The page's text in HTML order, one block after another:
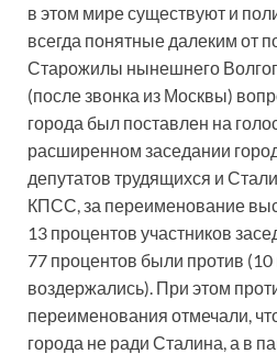
в этом мире существуют и
всегда понятные далеким от
Старожилы нынешнего
(после звонка из Москвы)
города был поставлен на
расширенном заседании
депутатов трудящихся и
КПСС, за переименование
13 процентов участников
77 процентов были против (10
воздержались). При этом
переименования отмечали,
города не ради Сталина, а в